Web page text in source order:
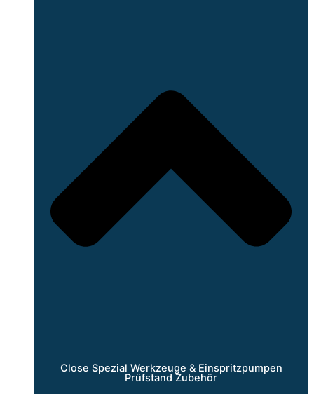
Close Spezial Werkzeuge & Einspritzpumpen
Prüfstand Zubehör